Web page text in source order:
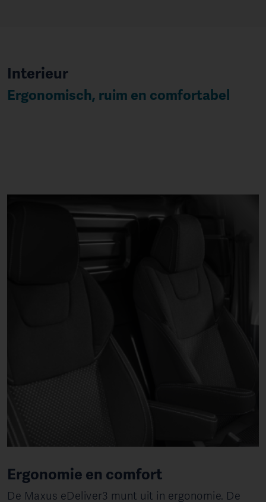
Interieur
Ergonomisch, ruim en comfortabel
Ergonomie en comfort
De Maxus eDeliver3 munt uit in ergonomie. De